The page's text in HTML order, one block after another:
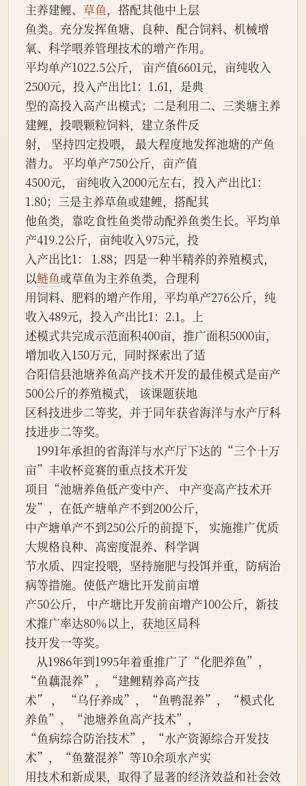
主养建鲤、 草鱼，搭配其他中上层
鱼类。充分发挥鱼塘、良种、配合饲料、机械增
氧、科学喂养管理技术的增产作用。
平均单产1022.5公斤， 亩产值6601元，亩纯收入
2500元，投入产出比1：1.61，是典
型的高投入高产出模式；二是利用二、三类塘主养
建鲤，投喂颗粒饲料，建立条件反
射， 坚持四定投喂， 最大程度地发挥池塘的产鱼
潜力。 平均单产750公斤，亩产值
4500元， 亩纯收入2000元左右，投入产出比1：
1.80；三是主养草鱼或建鲤，搭配其
他鱼类，靠吃食性鱼类带动配养鱼类生长。平均单
产419.2公斤，亩纯收入975元，投
入产出比1： 1.88；四是一种半精养的养殖模式，
以鲢鱼或草鱼为主养鱼类，合理利
用饲料、肥料的增产作用，平均单产276公斤，纯
收入489元，投入产出比1：2.1。上
述模式共完成示范面积400亩，推广面积5000亩，
增加收入150万元，同时探索出了适
合阳信县池塘养鱼高产技术开发的最佳模式是亩产
500公斤的养殖模式， 该课题获地
区科技进步二等奖，并于同年获省海洋与水产厅科
技进步二等奖。
亩”丰收杯竞赛的重点技术开发
项目“池塘养鱼低产变中产、 中产变高产技术开
发”，在低产塘单产不到200公斤，
中产塘单产不到250公斤的前提下， 实施推广优质
大规格良种、高密度混养、科学调
节水质、四定投喂，坚持施肥与投饵并重，防病治
病等措施。使低产塘比开发前亩增
产50公斤， 中产塘比开发前亩增产100公斤，新技
术推广率达80％以上，获地区局科
技开发一等奖。
“鱼藕混养”，“建鲤精养高产技
术” ， “乌仔养成”，“鱼鸭混养”，“模式化
养鱼”，“池塘养鱼高产技术”，
“鱼病综合防治技术”，“水产资源综合开发技
术”，“鱼鳌混养”等10余项水产实
用技术和新成果，取得了显著的经济效益和社会效